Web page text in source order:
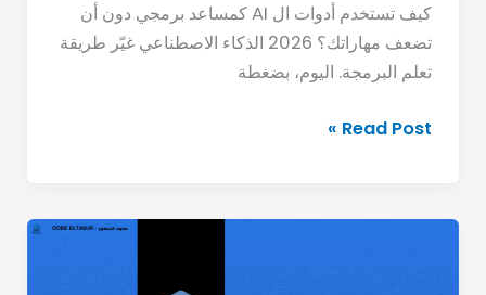
كيف تستخدم أدوات ال AI كمساعد برمجي دون أن
تضعف مهاراتك؟ 2026 الذكاء الاصطناعي غيّر طريقة
تعلم البرمجة. اليوم، بضغطة
Read Post »